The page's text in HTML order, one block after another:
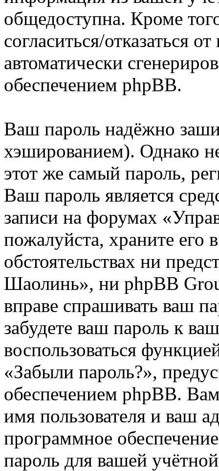
общедоступна. Кроме
согласиться/отказаться
автоматически
обеспечением phpBB.
Ваш пароль надёжно
хэшированием). Однако
этот же самый пароль,
Ваш пароль является
записи на форумах
пожалуйста, храните его
обстоятельствах ни
Шаолинь», ни phpBB
вправе спрашивать ваш
забудете ваш пароль к
воспользоваться
«Забыли пароль?»,
обеспечением phpBB.
имя пользователя и ваш
программное
пароль для вашей